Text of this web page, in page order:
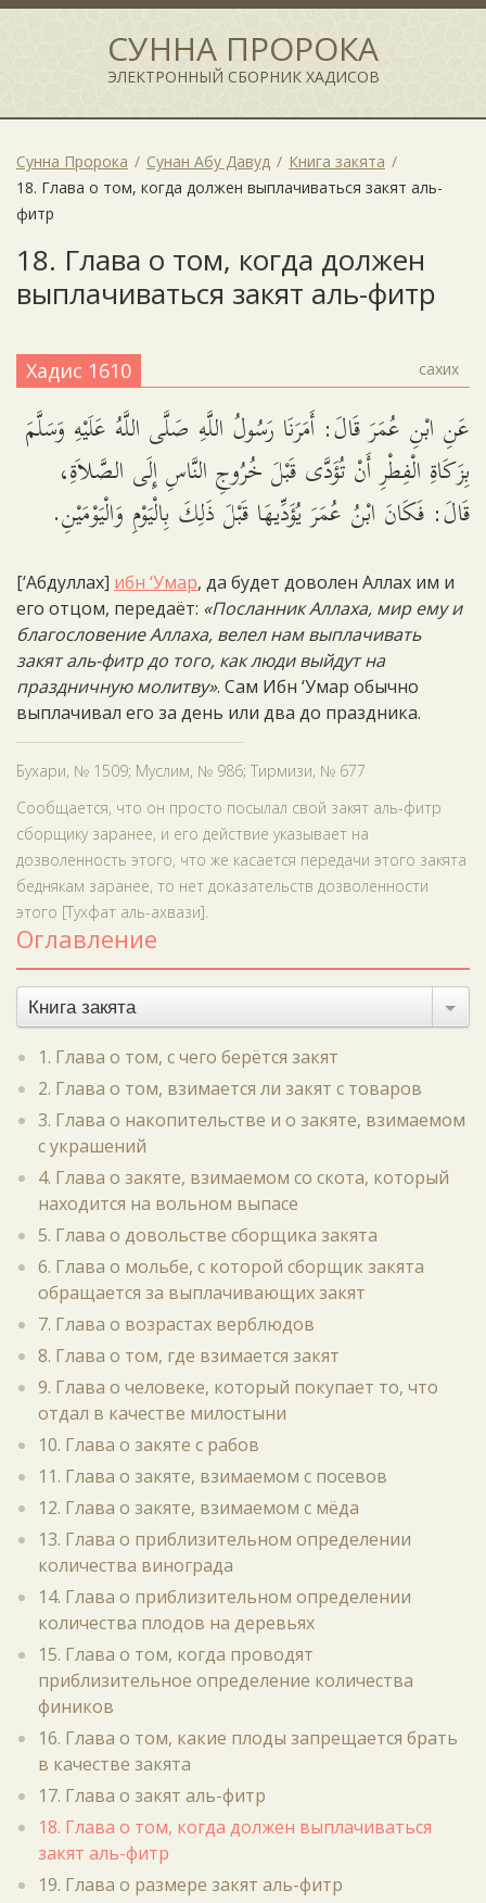
СУННА ПРОРОКА
ЭЛЕКТРОННЫЙ СБОРНИК ХАДИСОВ
Сунна Пророка Сунан Абу Давуд
Книга закята
18. Глава о том, когда должен выплачиваться закят аль-
фитр
18. Глава о том, когда должен
выплачиваться закят аль-фитр
Хадис 1610 сахих
عَنِ ابْنِ عُمَرَ قَالَ: أَمَرَنَا رَسُولُ اللَّهِ صَلَّى اللَّهُ عَلَيْهِ وَسَلَّمَ
بِزَكَاةِ الْفِطْرِ أَنْ تُؤَدَّى قَبْلَ خُرُوجِ النَّاسِ إِلَى الصَّلاَةِ،
قَالَ: فَكَانَ ابْنُ عُمَرَ يُؤَدِّيهَا قَبْلَ ذَلِكَ بِالْيَوْمِ وَالْيَوْمَيْنِ.
[‘Абдуллах] ибн ‘Умар, да будет доволен Аллах им и
его отцом, передаёт: «Посланник Аллаха, мир ему и
благословение Аллаха, велел нам выплачивать
закят аль-фитр до того, как люди выйдут на
праздничную молитву». Сам Ибн ‘Умар обычно
выплачивал его за день или два до праздника.
Бухари, № 1509; Муслим, № 986; Тирмизи, № 677
Сообщается, что он просто посылал свой закят аль-фитр
сборщику заранее, и его действие указывает на
дозволенность этого, что же касается передачи этого закята
беднякам заранее, то нет доказательств дозволенности
этого [Тухфат аль-ахвази].
Оглавление
Книга закята
1. Глава о том, с чего берётся закят
2. Глава о том, взимается ли закят с товаров
3. Глава о накопительстве и о закяте, взимаемом
с украшений
4. Глава о закяте, взимаемом со скота, который
находится на вольном выпасе
5. Глава о довольстве сборщика закята
6. Глава о мольбе, с которой сборщик закята
обращается за выплачивающих закят
7. Глава о возрастах верблюдов
8. Глава о том, где взимается закят
9. Глава о человеке, который покупает то, что
отдал в качестве милостыни
10. Глава о закяте с рабов
11. Глава о закяте, взимаемом с посевов
12. Глава о закяте, взимаемом с мёда
13. Глава о приблизительном определении
количества винограда
14. Глава о приблизительном определении
количества плодов на деревьях
15. Глава о том, когда проводят
приблизительное определение количества
фиников
16. Глава о том, какие плоды запрещается брать
в качестве закята
17. Глава о закят аль-фитр
18. Глава о том, когда должен выплачиваться
закят аль-фитр
19. Глава о размере закят аль-фитр